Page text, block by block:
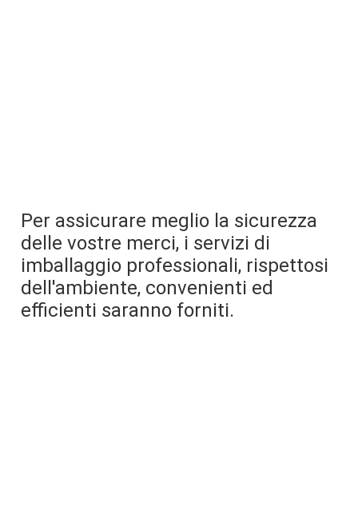
Per assicurare meglio la sicurezza
delle vostre merci, i servizi di
imballaggio professionali, rispettosi
dell'ambiente, convenienti ed
efficienti saranno forniti.